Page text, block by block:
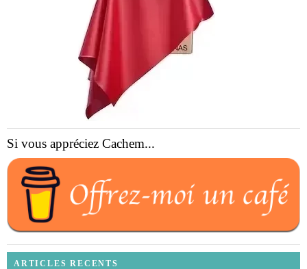
Si vous appréciez Cachem...
ARTICLES RECENTS